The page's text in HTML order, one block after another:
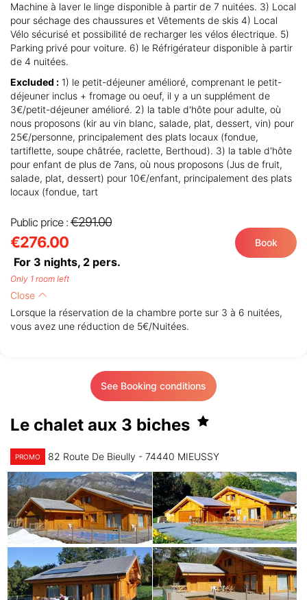
Machine à laver le linge disponible à partir de 7 nuitées. 3) Local
pour séchage des chaussures et Vêtements de skis 4) Local
Vélo sécurisé et possibilité de recharger les vélos électrique. 5)
Parking privé pour voiture. 6) le Réfrigérateur disponible à partir
de 4 nuitées.
Excluded : 1) le petit-déjeuner amélioré, comprenant le petit-
déjeuner inclus + fromage ou oeuf, il y a un supplément de
3€/petit-déjeuner amélioré. 2) la table d'hôte pour adulte, où
nous proposons (kir au vin blanc, salade, plat, dessert, vin) pour
25€/personne, principalement des plats locaux (fondue,
tartiflette, soupe châtrée, raclette, Berthoud). 3) la table d'hôte
pour enfant de plus de 7ans, où nous proposons (Jus de fruit,
salade, plat, dessert) pour 10€/enfant, principalement des plats
locaux (fondue, tart
Public price : €291.00
€276.00
For 3 nights, 2 pers.
Book
Only 1 room left
Close
Lorsque la réservation de la chambre porte sur 3 à 6 nuitées,
vous avez une réduction de 5€/Nuitées.
See Booking conditions
Le chalet aux 3 biches
PROMO 82 Route De Bieully - 74440 MIEUSSY